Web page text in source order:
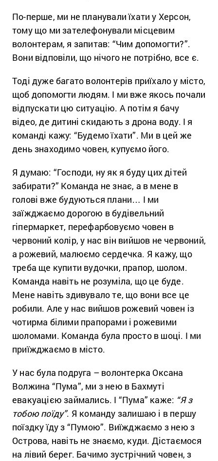
По-перше, ми не планували їхати у Херсон,
тому що ми зателефонували місцевим
волонтерам, я запитав: “Чим допомогти?”.
Вони відповіли, що нічого не потрібно, все є.
Тоді дуже багато волонтерів приїхало у місто,
щоб допомогти людям. І ми вже якось почали
відпускати цю ситуацію. А потім я бачу
відео, де дитині скидають з дрона воду. І я
команді кажу: “Будемо їхати”. Ми в цей же
день знаходимо човен, купуємо його.
Я думаю: “Господи, ну як я буду цих дітей
забирати?” Команда не знає, а в мене в
голові вже будуються плани… І ми
заїжджаємо дорогою в будівельний
гіпермаркет, перефарбовуємо човен в
червоний колір, у нас він вийшов не червоний,
а рожевий, малюємо сердечка. Я кажу, що
треба ще купити вудочки, прапор, шолом.
Команда навіть не розуміла, що це буде.
Мене навіть здивувало те, що вони все це
робили. Але у нас вийшов рожевий човен із
чотирма білими прапорами і рожевими
шоломами. Команда була просто в шоці. І ми
приїжджаємо в місто.
У нас була подруга – волонтерка Оксана
Волжина “Пума”, ми з нею в Бахмуті
евакуацією займались. І “Пума” каже: “Я з
тобою поїду”. Я команду залишаю і в першу
поїздку їду з “Пумою”. Виїжджаємо з нею з
Острова, навіть не знаємо, куди. Дістаємося
на лівий берег. Бачимо зустрічний човен, з